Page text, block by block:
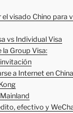
visado Chino para
vs Individual Visa
la Group Visa:
a Internet en China
efectivo y